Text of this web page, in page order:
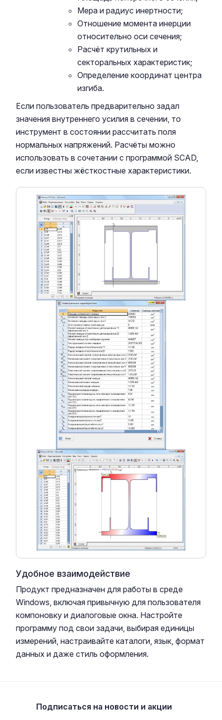
Мера и радиус инертности;
Отношение момента инерции
относительно оси сечения;
Расчёт крутильных и
секторальных характеристик;
Определение координат центра
изгиба.
Если пользователь предварительно задал
значения внутреннего усилия в сечении, то
инструмент в состоянии рассчитать поля
нормальных напряжений. Расчёты можно
использовать в сочетании с программой SCAD,
если известны жёсткостные характеристики.
Удобное взаимодействие
Продукт предназначен для работы в среде
Windows, включая привычную для пользователя
компоновку и диалоговые окна. Настройте
программу под свои задачи, выбирая единицы
измерений, настраивайте каталоги, язык, формат
данных и даже стиль оформления.
Подписаться на новости и акции